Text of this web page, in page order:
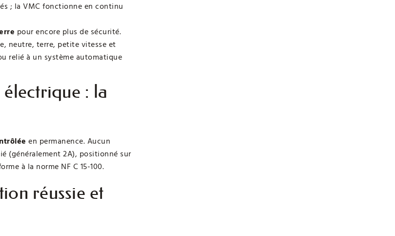
; la VMC fonctionne en continu
pour encore plus de sécurité.
neutre, terre, petite vitesse et
relié à un système automatique
: la
en permanence. Aucun
(généralement 2A), positionné sur
à la norme NF C 15-100.
réussie et